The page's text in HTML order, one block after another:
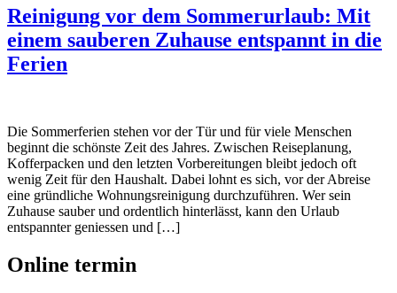
Reinigung vor dem Sommerurlaub: Mit
einem sauberen Zuhause entspannt in die
Ferien
Die Sommerferien stehen vor der Tür und für viele Menschen
beginnt die schönste Zeit des Jahres. Zwischen Reiseplanung,
Kofferpacken und den letzten Vorbereitungen bleibt jedoch oft
wenig Zeit für den Haushalt. Dabei lohnt es sich, vor der Abreise
eine gründliche Wohnungsreinigung durchzuführen. Wer sein
Zuhause sauber und ordentlich hinterlässt, kann den Urlaub
entspannter geniessen und […]
Online termin